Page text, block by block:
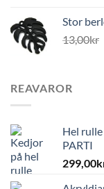
Stor
13,00kr
REAVAROR
Hel
PARTI
299,00